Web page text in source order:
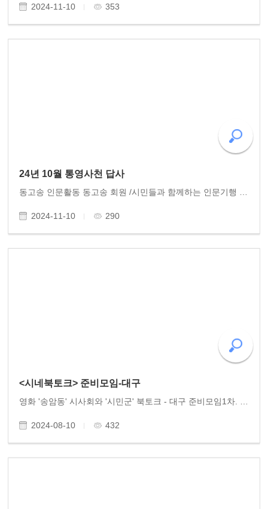
2024-11-10 353
24년 10월 통영사천 답사
동고송 인문활동 동고송 회원 /시민들과 함께하는 인문기행 '사천 통영 답사' (10.10~11) 잘 다녀왔습니다. 한산도의 푸른 바다 이순신의 삼도수군통제사 사령부가 있던 제승당을 들러 수루에 섰습니다. 그 옛날 이곳에 홀로 앉아 깊은 시름 하던 충무공의 충정이 바다바람..
2024-11-10 290
<시네북토크> 준비모임-대구
영화 '송암동' 시사회와 '시민군' 북토크 - 대구 준비모임1차. 오는 10월에 대구에서 개최되는 준비모임을 어제(7.31.수) 대구에서 열렸습니다. 70년 80년대에 민주화운동에 헌신한 대구지역 선배들이 20여 명이 넘게 모여 광주에서 방문한 동고송 이사들을 크게 환영하며..
2024-08-10 432